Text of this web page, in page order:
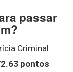
passar
Criminal
pontos